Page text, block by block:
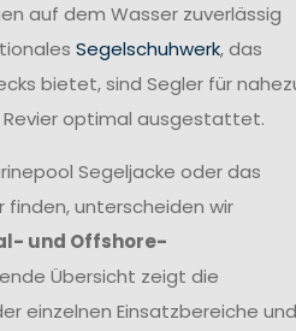
auf dem Wasser zuverlässig
Segelschuhwerk, das
bietet, sind Segler für
optimal ausgestattet.
Segeljacke oder das
finden, unterscheiden wir
und Offshore-
Übersicht zeigt die
einzelnen Einsatzbereiche und